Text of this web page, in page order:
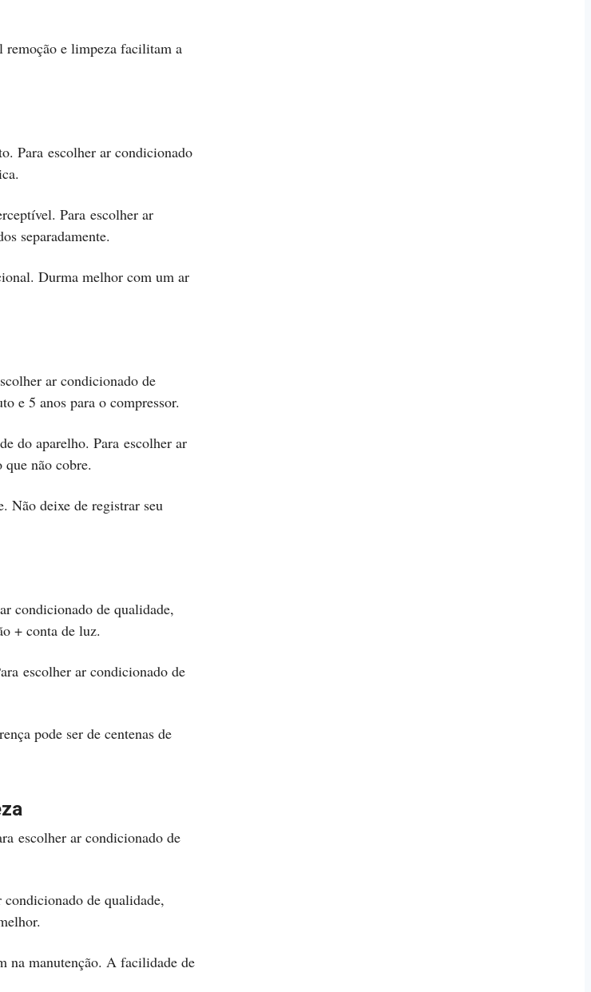
remoção e limpeza facilitam a
Para escolher ar condicionado
Para escolher ar
separadamente.
Durma melhor com um ar
ar condicionado de
e 5 anos para o compressor.
do aparelho. Para escolher ar
não cobre.
Não deixe de registrar seu
condicionado de qualidade,
+ conta de luz.
escolher ar condicionado de
pode ser de centenas de
escolher ar condicionado de
de qualidade,
na manutenção. A facilidade de